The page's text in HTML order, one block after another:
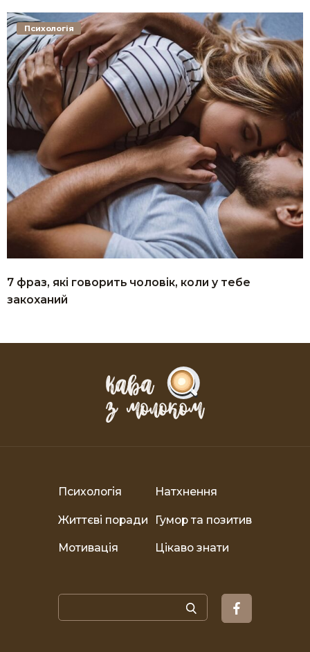
7 фраз, які говорить чоловік, коли у тебе
закоханий
Психологія
Психологія Натхнення
Життєві поради Гумор та позитив
Мотивація Цікаво знати